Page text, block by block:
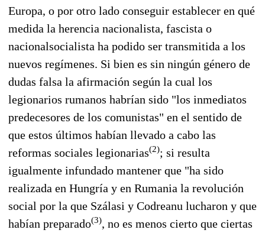
Europa, o por otro lado conseguir establecer en qué
medida la herencia nacionalista, fascista o
nacionalsocialista ha podido ser transmitida a los
nuevos regímenes. Si bien es sin ningún género de
dudas falsa la afirmación según la cual los
legionarios rumanos habrían sido "los inmediatos
predecesores de los comunistas" en el sentido de
que estos últimos habían llevado a cabo las
reformas sociales legionarias(2); si resulta
igualmente infundado mantener que "ha sido
realizada en Hungría y en Rumania la revolución
social por la que Szálasi y Codreanu lucharon y que
habían preparado(3), no es menos cierto que ciertas